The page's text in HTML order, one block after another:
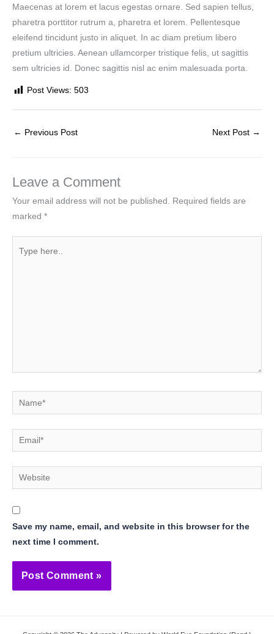
Maecenas at lorem et lacus egestas ornare. Sed sapien tellus,
pharetra porttitor rutrum a, pharetra et lorem. Pellentesque
eleifend tincidunt justo in aliquet. In ac diam pretium libero
pretium ultricies. Aenean ullamcorper tristique felis, ut sagittis
sem ultricies id. Donec sagittis nisl ac enim malesuada porta.
Post Views: 503
← Previous Post Next Post →
Leave a Comment
Your email address will not be published.
Required fields are
marked *
here..
Name*
Email*
Website
Save my name, email, and website in this browser for the
next time I comment.